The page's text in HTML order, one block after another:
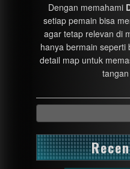
Dengan memahami
setiap pemain bisa
agar tetap relevan di
hanya bermain seperti
detail map untuk